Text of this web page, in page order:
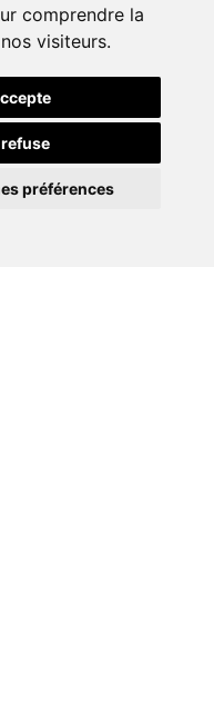
comprendre la
visiteurs.
préférences